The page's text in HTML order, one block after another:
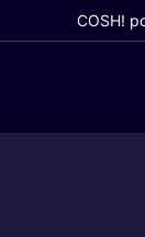
COSH!